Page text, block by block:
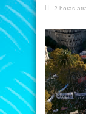
2 horas